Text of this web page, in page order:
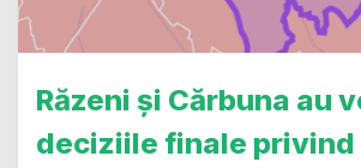
Răzeni și Cărbuna au
deciziile finale privind